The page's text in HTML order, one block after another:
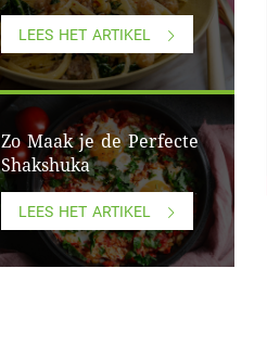
LEES HET ARTIKEL
Zo Maak je de Perfecte
Shakshuka
LEES HET ARTIKEL